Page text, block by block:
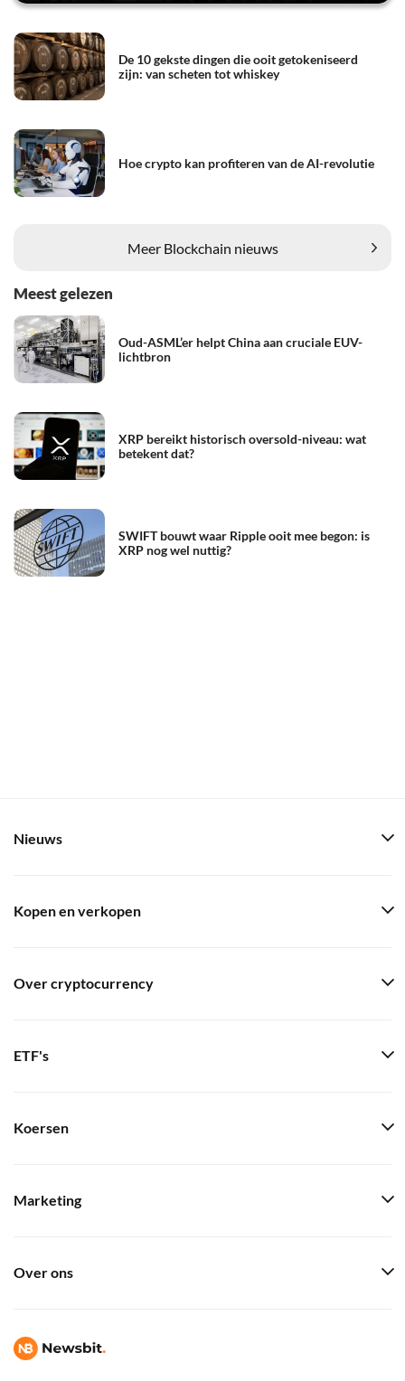
De 10 gekste dingen die ooit getokeniseerd
zijn: van scheten tot whiskey
Hoe crypto kan profiteren van de AI-revolutie
Meer Blockchain nieuws
Meest gelezen
Oud-ASML’er helpt China aan cruciale EUV-
lichtbron
XRP bereikt historisch oversold-niveau: wat
betekent dat?
SWIFT bouwt waar Ripple ooit mee begon: is
XRP nog wel nuttig?
Nieuws
Kopen en verkopen
Over cryptocurrency
ETF's
Koersen
Marketing
Over ons